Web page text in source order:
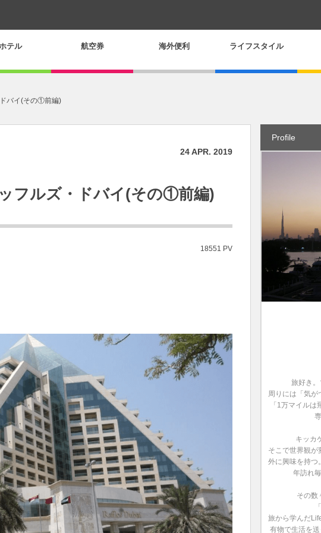
テル 航空券 海外便利 ライフスタイル
バイ(その①前編)
24APR. 2019
フルズ・ドバイ(その①前編)
18551 PV
Profile
旅好き。
周りには「気が
「1万マイルは
キッカ
そこで世界観が
外に興味を持つ
年訪れ
その数
旅から学んだ
有物で生活を送